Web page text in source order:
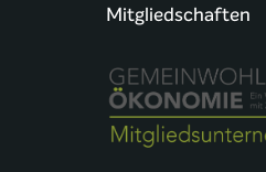
Mitgliedschaften